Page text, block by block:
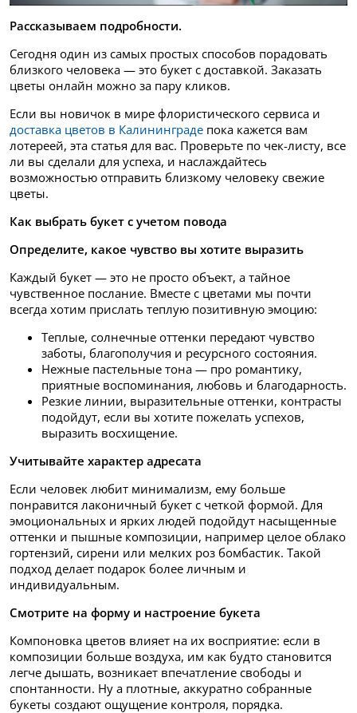
Рассказываем подробности.
Сегодня один из самых простых способов порадовать
близкого человека — это букет с доставкой. Заказать
цветы онлайн можно за пару кликов.
Если вы новичок в мире флористического сервиса и
доставка цветов в Калининграде пока кажется вам
лотереей, эта статья для вас. Проверьте по чек-листу, все
ли вы сделали для успеха, и наслаждайтесь
возможностью отправить близкому человеку свежие
цветы.
Как выбрать букет с учетом повода
Определите, какое чувство вы хотите выразить
Каждый букет — это не просто объект, а тайное
чувственное послание. Вместе с цветами мы почти
всегда хотим прислать теплую позитивную эмоцию:
Теплые, солнечные оттенки передают чувство
заботы, благополучия и ресурсного состояния.
Нежные пастельные тона — про романтику,
приятные воспоминания, любовь и благодарность.
Резкие линии, выразительные оттенки, контрасты
подойдут, если вы хотите пожелать успехов,
выразить восхищение.
Учитывайте характер адресата
Если человек любит минимализм, ему больше
понравится лаконичный букет с четкой формой. Для
эмоциональных и ярких людей подойдут насыщенные
оттенки и пышные композиции, например целое облако
гортензий, сирени или мелких роз бомбастик. Такой
подход делает подарок более личным и
индивидуальным.
Смотрите на форму и настроение букета
Компоновка цветов влияет на их восприятие: если в
композиции больше воздуха, им как будто становится
легче дышать, возникает впечатление свободы и
спонтанности. Ну а плотные, аккуратно собранные
букеты создают ощущение контроля, порядка.